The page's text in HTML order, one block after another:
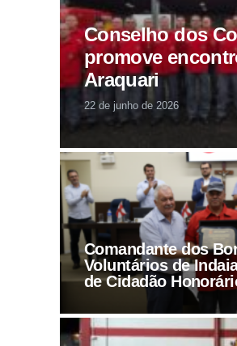
Conselho dos
promove
Araquari
22 de junho de 2026
Comandante dos
Voluntários de
de Cidadão